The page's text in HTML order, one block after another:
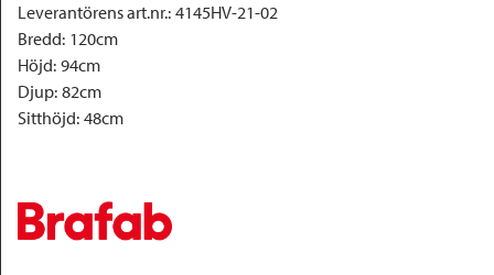
Leverantörens art.nr.: 4145HV-21-02
Bredd: 120cm
Höjd: 94cm
Djup: 82cm
Sitthöjd: 48cm